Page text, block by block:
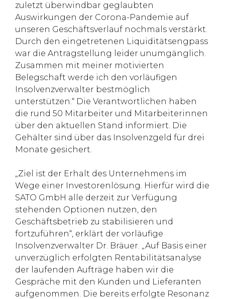
zuletzt überwindbar geglaubten
Auswirkungen der Corona-Pandemie auf
unseren Geschäftsverlauf nochmals verstärkt.
Durch den eingetretenen Liquiditätsengpass
war die Antragstellung leider unumgänglich.
Zusammen mit meiner motivierten
Belegschaft werde ich den vorläufigen
Insolvenzverwalter bestmöglich
unterstützen.“ Die Verantwortlichen haben
die rund 50 Mitarbeiter und Mitarbeiterinnen
über den aktuellen Stand informiert. Die
Gehälter sind über das Insolvenzgeld für drei
Monate gesichert.
„Ziel ist der Erhalt des Unternehmens im
Wege einer Investorenlösung. Hierfür wird die
SATO GmbH alle derzeit zur Verfügung
stehenden Optionen nutzen, den
Geschäftsbetrieb zu stabilisieren und
fortzuführen“, erklärt der vorläufige
Insolvenzverwalter Dr. Bräuer. „Auf Basis einer
unverzüglich erfolgten Rentabilitätsanalyse
der laufenden Aufträge haben wir die
Gespräche mit den Kunden und Lieferanten
aufgenommen. Die bereits erfolgte Resonanz